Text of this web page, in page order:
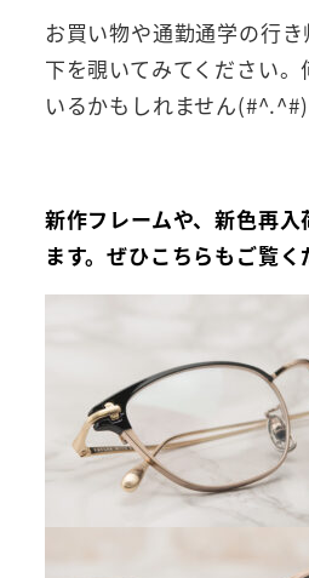
お買い物や通勤通学の行
下を覗いてみてください
いるかもしれません(#^.^#)
新作フレームや、新色再
ます。ぜひこちらもご覧く